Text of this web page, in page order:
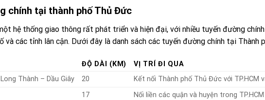
chính tại thành phố Thủ Đức
hệ thống giao thông rất phát triển và hiện đại, với nhiều tuyến đường
và các tỉnh lân cận. Dưới đây là danh sách các tuyến đường chính tại Thành
ĐỘ DÀI (KM)
VỊ TRÍ ĐI QUA
Thành – Dầu Giây
20
Kết nối Thành phố Thủ Đức với TP.HCM
17
Nối liền các quận và huyện trong TP.HCM